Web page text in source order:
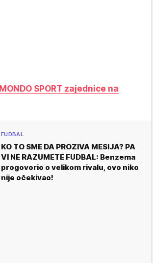
MONDO SPORT zajednice na
FUDBAL
KO TO SME DA PROZIVA MESIJA? PA
VI NE RAZUMETE FUDBAL: Benzema
progovorio o velikom rivalu, ovo niko
nije očekivao!